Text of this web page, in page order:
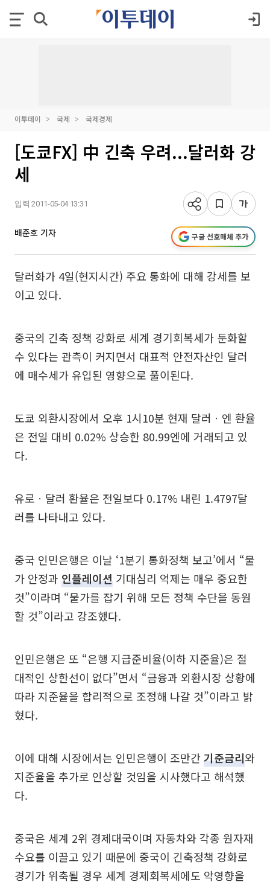
이투데이 국제 국제경제
[도쿄FX] 中 긴축 우려...달러화 강
세
입력 2011-05-04 13:31
배준호 기자 구글 선호매체 추가
달러화가 4일(현지시간) 주요 통화에 대해 강세를 보
이고 있다.
중국의 긴축 정책 강화로 세계 경기회복세가 둔화할
수 있다는 관측이 커지면서 대표적 안전자산인 달러
에 매수세가 유입된 영향으로 풀이된다.
도쿄 외환시장에서 오후 1시10분 현재 달러ㆍ엔 환율
은 전일 대비 0.02% 상승한 80.99엔에 거래되고 있
다.
유로ㆍ달러 환율은 전일보다 0.17% 내린 1.4797달
러를 나타내고 있다.
중국 인민은행은 이날 ‘1분기 통화정책 보고’에서 “물
가 안정과 인플레이션 기대심리 억제는 매우 중요한
것”이라며 “물가를 잡기 위해 모든 정책 수단을 동원
할 것”이라고 강조했다.
인민은행은 또 “은행 지급준비율(이하 지준율)은 절
대적인 상한선이 없다”면서 “금융과 외환시장 상황에
따라 지준율을 합리적으로 조정해 나갈 것”이라고 밝
혔다.
이에 대해 시장에서는 인민은행이 조만간기준금리와
지준율을 추가로 인상할 것임을 시사했다고 해석했
다.
중국은 세계 2위 경제대국이며 자동차와 각종 원자재
수요를 이끌고 있기 때문에 중국이 긴축정책 강화로
경기가 위축될 경우 세계 경제회복세에도 악영향을